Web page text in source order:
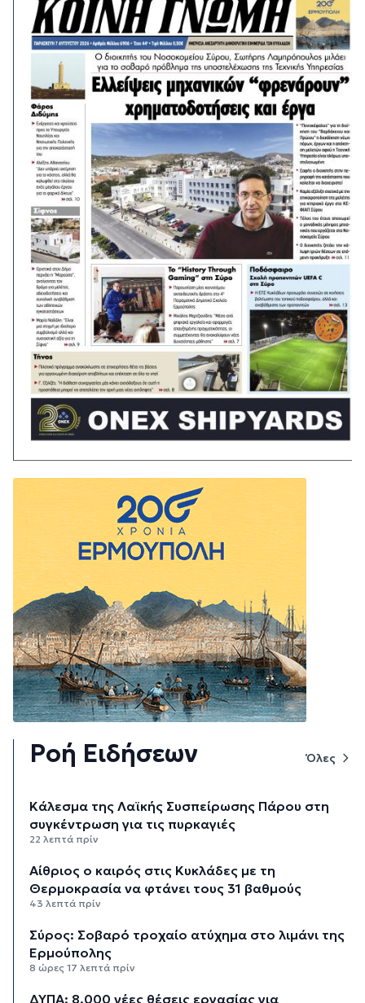
Ροή Ειδήσεων Όλες
Κάλεσμα της Λαϊκής Συσπείρωσης Πάρου στη
συγκέντρωση για τις πυρκαγιές
22 λεπτά πρίν
Αίθριος ο καιρός στις Κυκλάδες με τη
Θερμοκρασία να φτάνει τους 31 βαθμούς
43 λεπτά πρίν
Σύρος: Σοβαρό τροχαίο ατύχημα στο λιμάνι της
Ερμούπολης
8 ώρες 17 λεπτά πρίν
ΔΥΠΑ: 8.000 νέες θέσεις εργασίας για